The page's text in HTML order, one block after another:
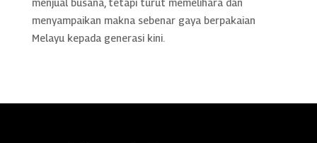
menyampaikan makna sebenar gaya berpakaian
Melayu kepada generasi kini.